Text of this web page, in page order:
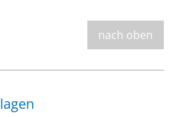
nach oben